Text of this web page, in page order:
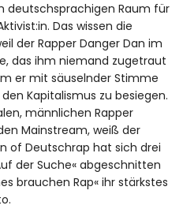
deutschsprachigen Raum für
Das wissen die
der Rapper Danger Dan im
das ihm niemand zugetraut
er mit säuselnder Stimme
Kapitalismus zu besiegen.
männlichen Rapper
Mainstream, weiß der
of Deutschrap hat sich drei
der Suche« abgeschnitten
brauchen Rap« ihr stärkstes